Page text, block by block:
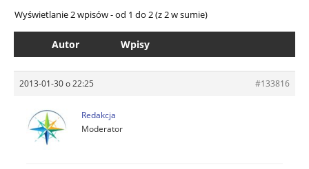
Wyświetlanie 2 wpisów - od 1 do 2 (z 2 w sumie)
Autor Wpisy
2013-01-30 o 22:25 #133816
Redakcja
Moderator